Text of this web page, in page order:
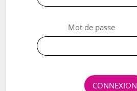
Mot de passe
CONNEXION